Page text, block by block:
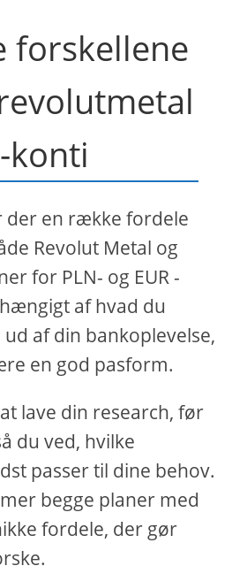
forskellene
konti
der en række fordele
Revolut Metal og
for PLN- og EUR -
af hvad du
af din bankoplevelse,
en god pasform.
lave din research, før
du ved, hvilke
passer til dine behov.
begge planer med
fordele, der gør